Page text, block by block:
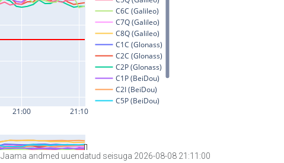
Jaama andmed uuendatud seisuga 2026-08-08 21:11:00